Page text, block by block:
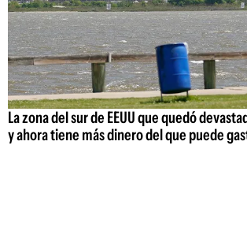
La zona del sur de EEUU que quedó
y ahora tiene más dinero del que puede